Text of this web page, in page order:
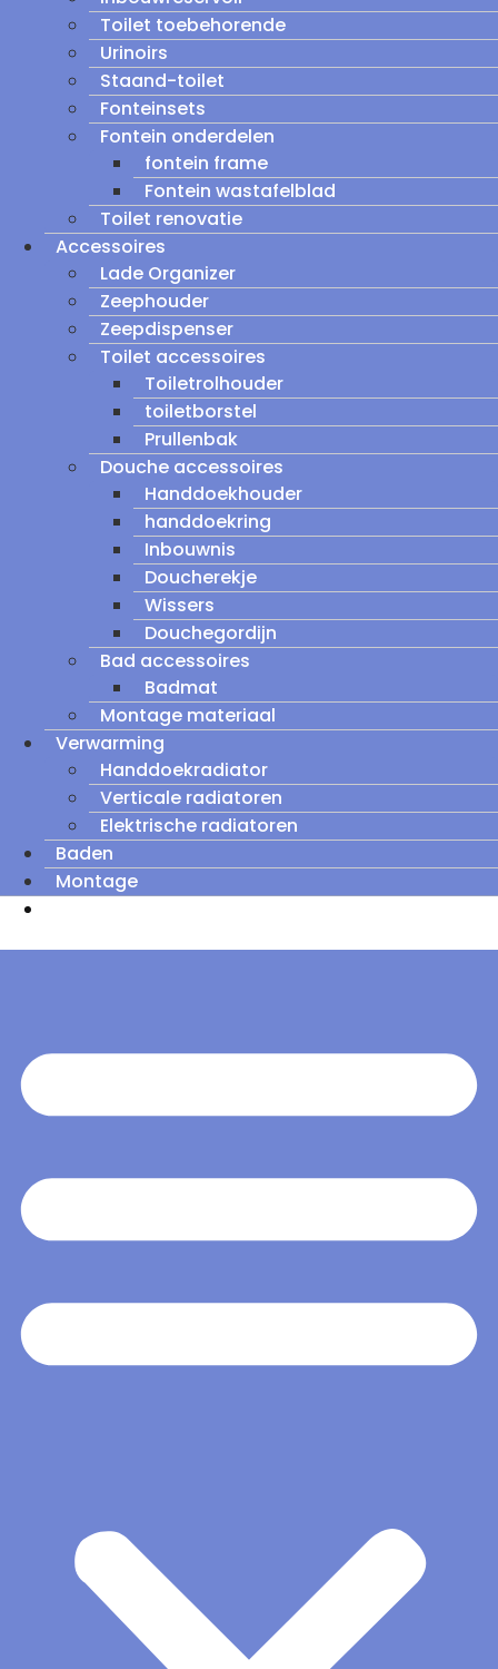
Toilet toebehorende
Urinoirs
Staand-toilet
Fonteinsets
Fontein onderdelen
fontein frame
Fontein wastafelblad
Toilet renovatie
Accessoires
Lade Organizer
Zeephouder
Zeepdispenser
Toilet accessoires
Toiletrolhouder
toiletborstel
Prullenbak
Douche accessoires
Handdoekhouder
handdoekring
Inbouwnis
Doucherekje
Wissers
Douchegordijn
Bad accessoires
Badmat
Montage materiaal
Verwarming
Handdoekradiator
Verticale radiatoren
Elektrische radiatoren
Baden
Montage